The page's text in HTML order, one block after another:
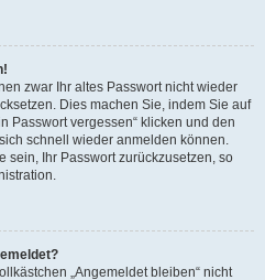
zwar Ihr altes Passwort nicht wieder
Dies machen Sie, indem Sie auf
Passwort vergessen“ klicken und den
schnell wieder anmelden können.
sein, Ihr Passwort zurückzusetzen, so
„Angemeldet bleiben“ nicht